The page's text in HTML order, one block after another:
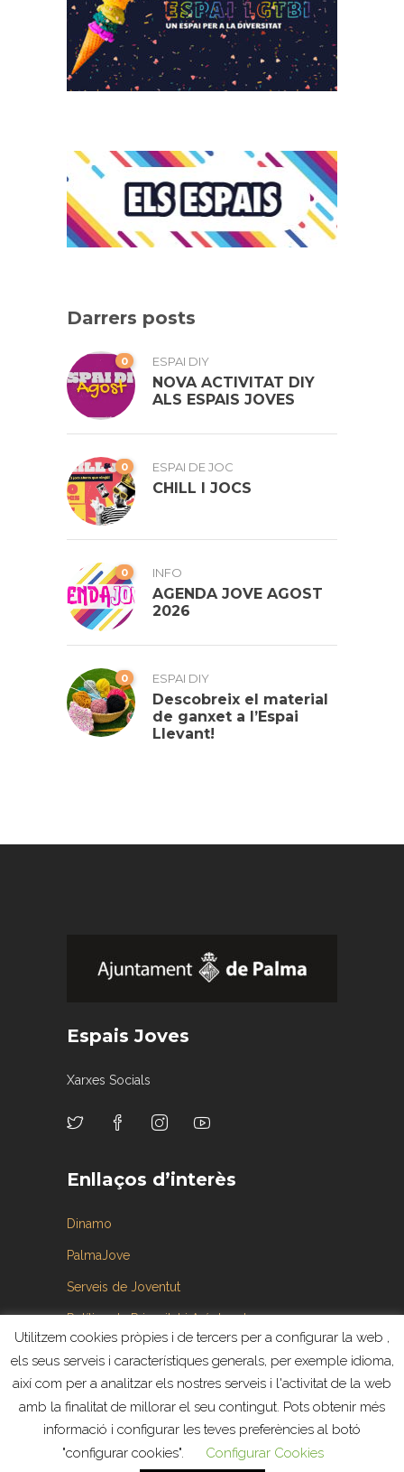
Darrers posts
0 ESPAI DIY
NOVA ACTIVITAT DIY
ALS ESPAIS JOVES
0 ESPAI DE JOC
CHILL I JOCS
0 INFO
AGENDA JOVE AGOST
2026
0 ESPAI DIY
Descobreix el material
de ganxet a l’Espai
Llevant!
Espais Joves
Xarxes Socials
Enllaços d’interès
Dinamo
PalmaJove
Serveis de Joventut
Política de Privacitat i Avís legal
PEMPA–Prevenció de les Adiccions |
MAPalma
Utilitzem cookies pròpies i de tercers per a configurar la web ,
els seus serveis i característiques generals, per exemple idioma,
així com per a analitzar els nostres serveis i l'activitat de la web
amb la finalitat de millorar el seu contingut. Pots obtenir més
informació i configurar les teves preferències al botó
"configurar cookies".
Configurar Cookies